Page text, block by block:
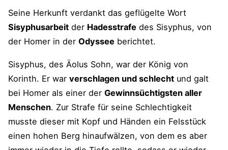
Seine Herkunft verdankt das geflügelte Wort
Sisyphusarbeit der Hadesstrafe des Sisyphus, von
der Homer in der Odyssee berichtet.
Sisyphus, des Äolus Sohn, war der König von
Korinth. Er war verschlagen und schlecht und galt
bei Homer als einer der Gewinnsüchtigsten aller
Menschen. Zur Strafe für seine Schlechtigkeit
musste dieser mit Kopf und Händen ein Felsstück
einen hohen Berg hinaufwälzen, von dem es aber